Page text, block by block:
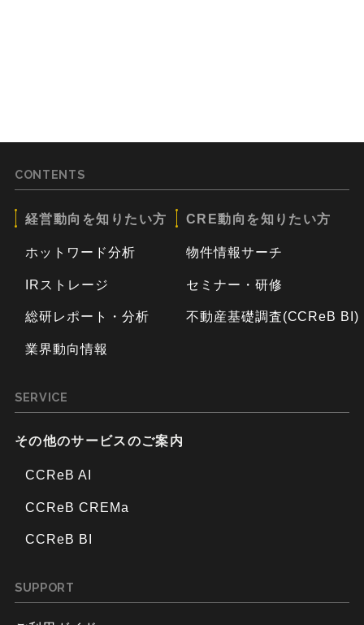
CONTENTS
経営動向を知りたい方
ホットワード分析
IRストレージ
総研レポート・分析
業界動向情報
CRE動向を知りたい方
物件情報サーチ
セミナー・研修
不動産基礎調査(CCReB BI)
SERVICE
その他のサービスのご案内
CCReB AI
CCReB CREMa
CCReB BI
SUPPORT